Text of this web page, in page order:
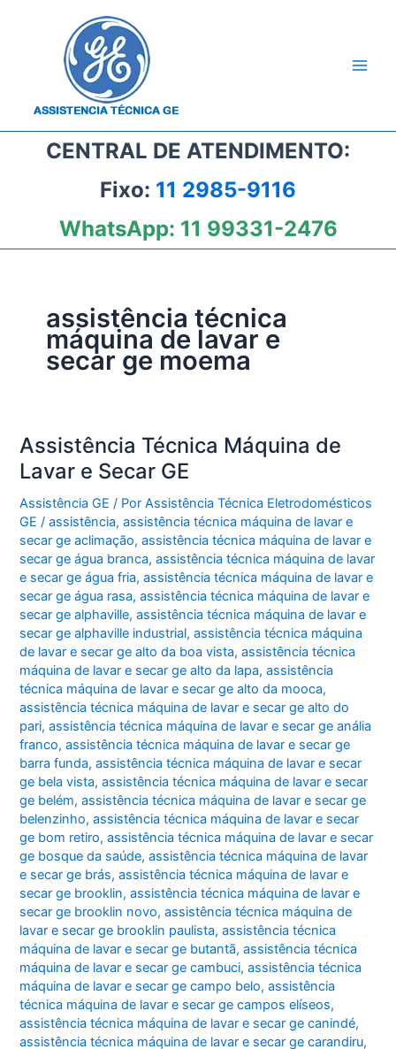
CENTRAL DE ATENDIMENTO:
Fixo: 11 2985-9116
WhatsApp: 11 99331-2476
assistência técnica
máquina de lavar e
secar ge moema
Assistência Técnica Máquina de
Lavar e Secar GE
Assistência GE / PorAssistência Técnica Eletrodomésticos
GE/assistência,assistência técnica máquina de lavar e
secar ge aclimação,assistência técnica máquina de lavar e
secar ge água branca,assistência técnica máquina de lavar
e secar ge água fria,assistência técnica máquina de lavar e
secar ge água rasa,assistência técnica máquina de lavar e
secar ge alphaville,assistência técnica máquina de lavar e
secar ge alphaville industrial,assistência técnica máquina
de lavar e secar ge alto da boa vista,assistência técnica
máquina de lavar e secar ge alto da lapa,assistência
técnica máquina de lavar e secar ge alto da mooca,
assistência técnica máquina de lavar e secar ge alto do
pari,assistência técnica máquina de lavar e secar ge anália
franco,assistência técnica máquina de lavar e secar ge
barra funda,assistência técnica máquina de lavar e secar
ge bela vista,assistência técnica máquina de lavar e secar
ge belém,assistência técnica máquina de lavar e secar ge
belenzinho,assistência técnica máquina de lavar e secar
ge bom retiro,assistência técnica máquina de lavar e secar
ge bosque da saúde,assistência técnica máquina de lavar
e secar ge brás,assistência técnica máquina de lavar e
secar ge brooklin,assistência técnica máquina de lavar e
secar ge brooklin novo,assistência técnica máquina de
lavar e secar ge brooklin paulista,assistência técnica
máquina de lavar e secar ge butantã,assistência técnica
máquina de lavar e secar ge cambuci,assistência técnica
máquina de lavar e secar ge campo belo,assistência
técnica máquina de lavar e secar ge campos elíseos,
assistência técnica máquina de lavar e secar ge canindé,
assistência técnica máquina de lavar e secar ge carandiru,